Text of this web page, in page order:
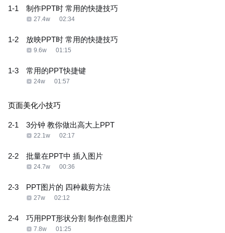
1-1 制作PPT时 常用的快捷技巧
27.4w 02:34
1-2 放映PPT时 常用的快捷技巧
9.6w 01:15
1-3 常用的PPT快捷键
24w 01:57
页面美化小技巧
2-1 3分钟 教你做出高大上PPT
22.1w 02:17
2-2 批量在PPT中 插入图片
24.7w 00:36
2-3 PPT图片的 四种裁剪方法
27w 02:12
2-4 巧用PPT形状分割 制作创意图片
7.8w 01:25